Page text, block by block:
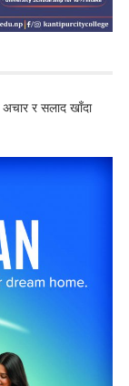
अचार र सलाद खाँदा